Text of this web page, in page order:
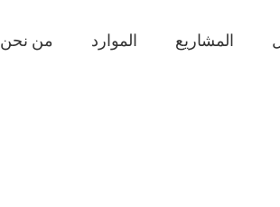
من نحن الموارد المشاريع